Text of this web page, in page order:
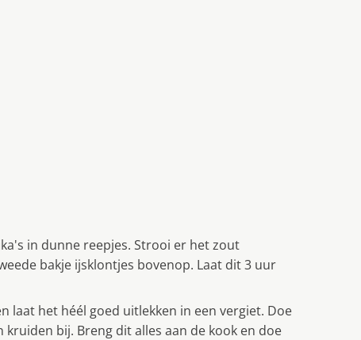
in dunne reepjes. Strooi er het zout
bakje ijsklontjes bovenop. Laat dit 3 uur
laat het héél goed uitlekken in een vergiet. Doe
bij. Breng dit alles aan de kook en doe